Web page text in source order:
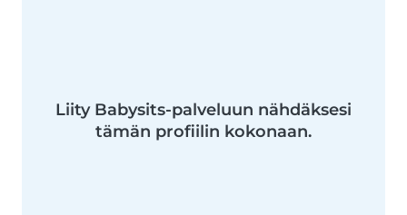
Liity Babysits-palveluun nähdäksesi
tämän profiilin kokonaan.